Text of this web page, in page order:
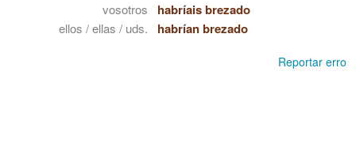
vosotros habríais brezado
ellos / ellas / uds. habrían brezado
Reportar erro